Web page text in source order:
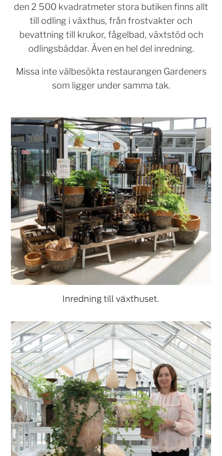
den 2 500 kvadratmeter stora butiken finns allt
till odling i växthus, från frostvakter och
bevattning till krukor, fågelbad, växtstöd och
odlingsbäddar. Även en hel del inredning.
Missa inte välbesökta restaurangen Gardeners
som ligger under samma tak.
Inredning till växthuset.